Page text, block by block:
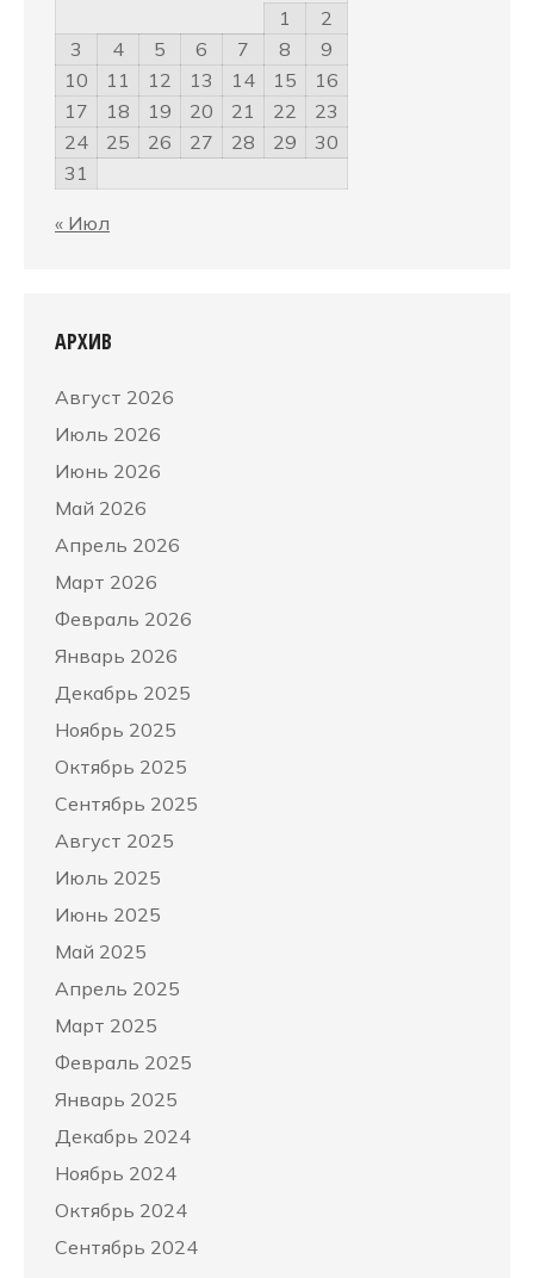
1
2
3
4 5 6 7 8
9
10
11 12 13 14 15
16
17
18 19 20 21 22
23
24
25 26 27 28 29
30
31
« Июл
АРХИВ
Август 2026
Июль 2026
Июнь 2026
Май 2026
Апрель 2026
Март 2026
Февраль 2026
Январь 2026
Декабрь 2025
Ноябрь 2025
Октябрь 2025
Сентябрь 2025
Август 2025
Июль 2025
Июнь 2025
Май 2025
Апрель 2025
Март 2025
Февраль 2025
Январь 2025
Декабрь 2024
Ноябрь 2024
Октябрь 2024
Сентябрь 2024